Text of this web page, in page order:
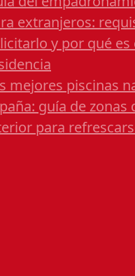
extranjeros:
y por qué es
mejores piscinas
guía de zonas
para